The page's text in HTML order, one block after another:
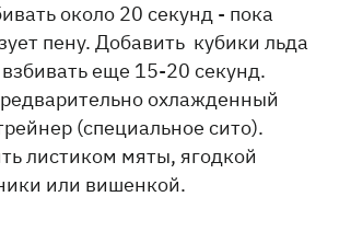
около 20 секунд - пока
пену. Добавить кубики льда
еще 15-20 секунд.
охлажденный
(специальное сито).
листиком мяты, ягодкой
или вишенкой.